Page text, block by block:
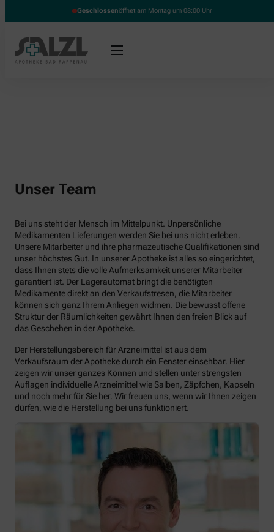
Geschlossenöffnet am Montag um 08:00 Uhr
Unser Team
Bei uns steht der Mensch im Mittelpunkt. Unpersönliche
Medikamenten Lieferungen werden Sie bei uns nicht erleben.
Unsere Mitarbeiter und ihre pharmazeutische Qualifikationen sind
unser höchstes Gut. In unserer Apotheke ist alles so eingerichtet,
dass Ihnen stets die volle Aufmerksamkeit unserer Mitarbeiter
garantiert ist. Der Lagerautomat bringt die benötigten
Medikamente direkt an den Verkaufstresen, die Mitarbeiter
können sich ganz Ihrem Anliegen widmen. Die bewusst offene
Struktur der Räumlichkeiten gewährt Ihnen den freien Blick auf
das Geschehen in der Apotheke.
Der Herstellungsbereich für Arzneimittel ist aus dem
Verkaufsraum der Apotheke durch ein Fenster einsehbar. Hier
zeigen wir unser ganzes Können und stellen unter strengsten
Auflagen individuelle Arzneimittel wie Salben, Zäpfchen, Kapseln
und noch mehr für Sie her. Wir freuen uns, wenn wir Ihnen zeigen
dürfen, wie die Herstellung bei uns funktioniert.